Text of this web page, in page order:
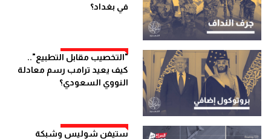
في بغداد؟
"التخصيب مقابل التطبيع"..
كيف يعيد ترامب رسم معادلة
النووي السعودي؟
ستيفن شوليس وشبكة